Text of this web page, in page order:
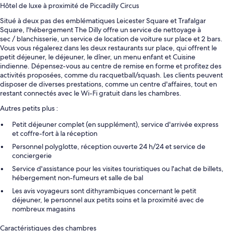
Hôtel de luxe à proximité de Piccadilly Circus
Situé à deux pas des emblématiques Leicester Square et Trafalgar
Square, l'hébergement The Dilly offre un service de nettoyage à
sec / blanchisserie, un service de location de voiture sur place et 2 bars.
Vous vous régalerez dans les deux restaurants sur place, qui offrent le
petit déjeuner, le déjeuner, le dîner, un menu enfant et Cuisine
indienne. Dépensez-vous au centre de remise en forme et profitez des
activités proposées, comme du racquetball/squash. Les clients peuvent
disposer de diverses prestations, comme un centre d'affaires, tout en
restant connectés avec le Wi-Fi gratuit dans les chambres.
Autres petits plus :
Petit déjeuner complet (en supplément), service d'arrivée express
et coffre-fort à la réception
Personnel polyglotte, réception ouverte 24 h/24 et service de
conciergerie
Service d'assistance pour les visites touristiques ou l'achat de billets,
hébergement non-fumeurs et salle de bal
Les avis voyageurs sont dithyrambiques concernant le petit
déjeuner, le personnel aux petits soins et la proximité avec de
nombreux magasins
Caractéristiques des chambres